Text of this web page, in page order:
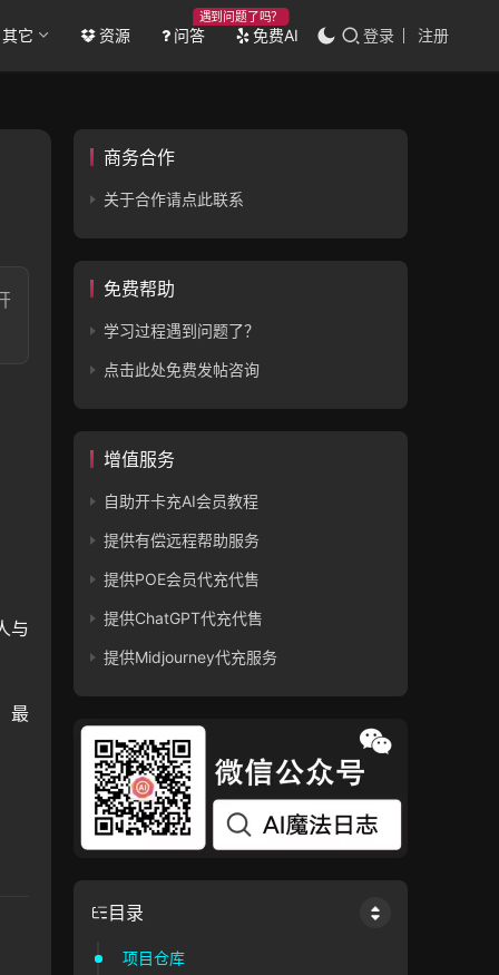
其它 资源 问答
遇到问题了吗？
免费AI 登录 注册
与
最
商务合作
关于合作请点此联系
免费帮助
学习过程遇到问题了？
点击此处免费发帖咨询
增值服务
自助开卡充AI会员教程
提供有偿远程帮助服务
提供POE会员代充代售
提供ChatGPT代充代售
提供Midjourney代充服务
目录
项目仓库